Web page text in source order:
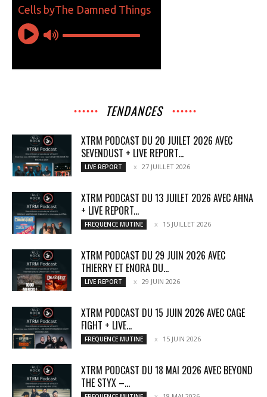
TENDANCES
XTRM PODCAST DU 20 JUILET 2026 AVEC
SEVENDUST + LIVE REPORT...
LIVE REPORT 27 JUILLET 2026
XTRM PODCAST DU 13 JUILET 2026 AVEC AĦNA
+ LIVE REPORT...
FREQUENCE MUTINE 15 JUILLET 2026
XTRM PODCAST DU 29 JUIN 2026 AVEC
THIERRY ET ENORA DU...
LIVE REPORT 29 JUIN 2026
XTRM PODCAST DU 15 JUIN 2026 AVEC CAGE
FIGHT + LIVE...
FREQUENCE MUTINE 15 JUIN 2026
XTRM PODCAST DU 18 MAI 2026 AVEC BEYOND
THE STYX –...